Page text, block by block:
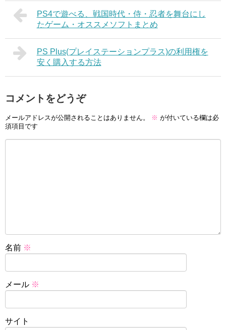
PS4で遊べる、戦国時代・侍・忍者を舞台にし
たゲーム・オススメソフトまとめ
PS Plus(プレイステーションプラス)の利用権を
安く購入する方法
コメントをどうぞ
メールアドレスが公開されることはありません。 ※ が付いている欄は必
須項目です
名前 ※
メール ※
サイト